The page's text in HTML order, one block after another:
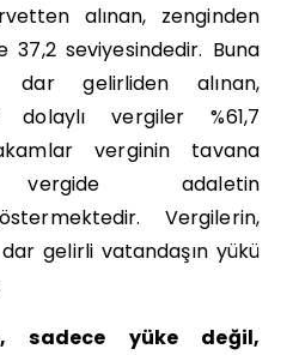
alınan, zenginden
37,2 seviyesindedir. Buna
dar gelirliden alınan,
dolaylı vergiler %61,7
verginin tavana
vergide adaletin
Vergilerin,
gelirli vatandaşın yükü
sadece yüke değil,